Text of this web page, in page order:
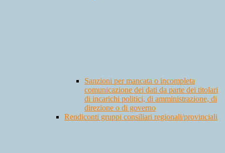
Sanzioni per mancata o incompleta
comunicazione dei dati da parte dei titolari
di incarichi politici, di amministrazione, di
direzione o di governo
Rendiconti gruppi consiliari regionali/provinciali